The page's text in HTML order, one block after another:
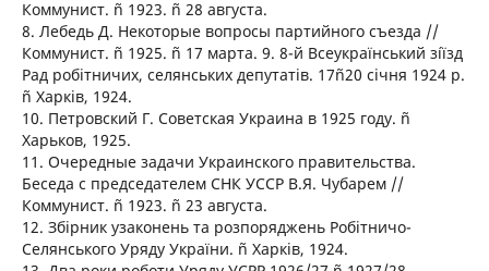
Коммунист. ñ 1923. ñ 28 августа.
8. Лебедь Д. Некоторые вопросы партийного съезда //
Коммунист. ñ 1925. ñ 17 марта. 9. 8-й Всеукраїнський зíїзд
Рад робітничих, селянських депутатів. 17ñ20 січня 1924 р.
ñ Харків, 1924.
10. Петровский Г. Советская Украина в 1925 году. ñ
Харьков, 1925.
11. Очередные задачи Украинского правительства.
Беседа с председателем СНК УССР В.Я. Чубарем //
Коммунист. ñ 1923. ñ 23 августа.
12. Збірник узаконень та розпоряджень Робітничо-
Селянського Уряду України. ñ Харків, 1924.